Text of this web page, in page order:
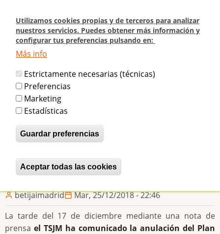
Utilizamos cookies propias y de terceros para analizar
nuestros servicios. Puedes obtener más información y
configurar tus preferencias pulsando en:
Más info
Estrictamente necesarias (técnicas)
Preferencias
Marketing
Estadísticas
Guardar preferencias
Aceptar todas las cookies
Revocar consentimiento
contenido
principal
Inicio
Ciudadanía y Patrimonio y anula el Plan Urbanístico del Frontón Beti-Jai
El Tribunal Superior de Justicia de
Madrid falla a favor de Madrid,
Ciudadanía y Patrimonio y anula el
Plan Urbanístico del Frontón Beti-Jai
betijaimadrid
Mar, 25/12/2018 - 22:46
La tarde del 17 de diciembre mediante una nota de
prensa el TSJM ha comunicado la anulación del Plan